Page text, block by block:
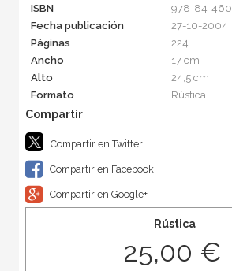
ISBN
978-84-
Fecha publicación
27-10-2004
Páginas
224
Ancho
17 cm
Alto
24,5 cm
Formato
Rústica
Compartir en Twitter
Compartir en Facebook
Compartir en Google+
Rústica
25,00 €